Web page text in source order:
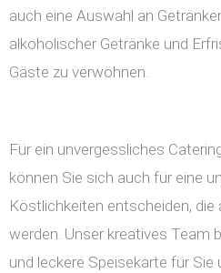
auch eine Auswahl an
alkoholischer Getränke und
Gäste zu verwöhnen.
Für ein unvergessliches
können Sie sich auch für eine
Köstlichkeiten entscheiden,
werden. Unser kreatives Team
und leckere Speisekarte für